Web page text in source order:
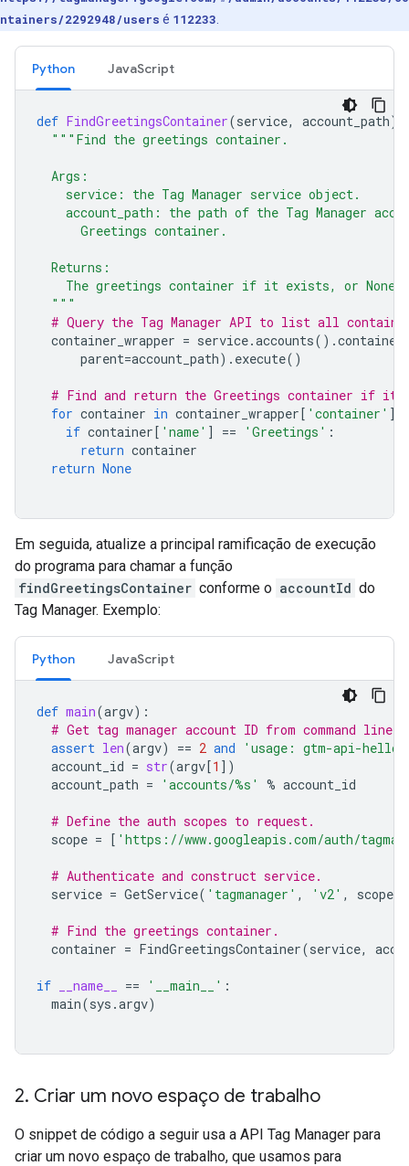
ntainers/2292948/users é 112233
Python JavaScript
def FindGreetingsContainer(service, account_path):
"""Find the greetings container.
  Args:
    service: the Tag Manager service object.
account_path: the path of the Tag Manager
      Greetings container.
  Returns:
The greetings container if it exists, or None
  """
# Query the Tag Manager API to list all
container_wrapper = service.accounts() .
parent=account_path) . execute()
# Find and return the Greetings container if it
for container in container_wrapper[ 'container' ]:
if container[ 'name' ] == 'Greetings' :
return container
return None
Em seguida, atualize a principal ramificação de execução
do programa para chamar a função
findGreetingsContainer conforme o accountId do
Tag Manager. Exemplo:
Python JavaScript
def main(argv):
# Get tag manager account ID from command line.
assert len(argv) == 2 and
'usage: gtm-api-hello-
account_id = str(argv[1 ])
account_path = 'accounts/%s ' % account_id
# Define the auth scopes to request.
scope = [ 'https://www.googleapis.com/auth/
# Authenticate and construct service.
service = GetService( 'tagmanager' , 'v2' , scope
# Find the greetings container.
container = FindGreetingsContainer(service,
if __name__ == '__main__' :
main(sys .argv)
2. Criar um novo espaço de trabalho
O snippet de código a seguir usa a API Tag Manager para
criar um novo espaço de trabalho, que usamos para